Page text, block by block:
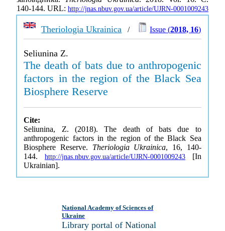
140-144. URL: http://jnas.nbuv.gov.ua/article/UJRN-0001009243
Theriologia Ukrainica / Issue (2018, 16)
Seliunina Z.
The death of bats due to anthropogenic
factors in the region of the Black Sea
Biosphere Reserve
Cite:
Seliunina, Z. (2018). The death of bats due to
anthropogenic factors in the region of the Black Sea
Biosphere Reserve. Theriologia Ukrainica, 16, 140-
144. http://jnas.nbuv.gov.ua/article/UJRN-0001009243 [In
Ukrainian].
National Academy of Sciences of
Ukraine
Library portal of National